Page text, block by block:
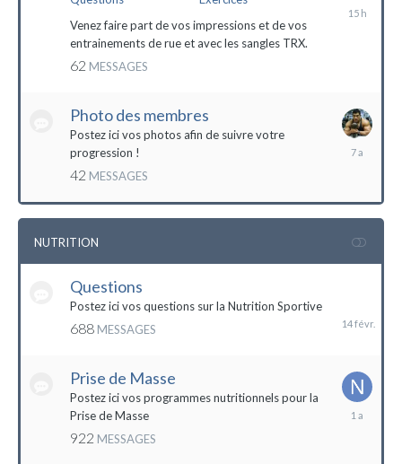
Venez faire part de vos impressions et de vos
entrainements de rue et avec les sangles TRX.
62 MESSAGES
Photo des membres
Postez ici vos photos afin de suivre votre
progression !
42 MESSAGES
18
NUTRITION
Questions
Postez ici vos questions sur la Nutrition Sportive
688 MESSAGES
Prise de Masse
Postez ici vos programmes nutritionnels pour la
Prise de Masse
922 MESSAGES
19